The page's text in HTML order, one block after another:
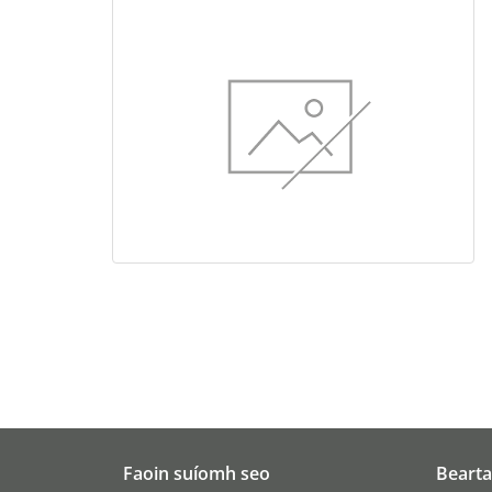
Faoin suíomh seo